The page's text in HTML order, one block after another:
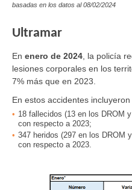
basadas en los datos al08/02/2024
Ultramar
En enero de 2024 , la policía
lesiones corporales en los
7% más que en 2023.
En estos accidentes incluyeron
18 fallecidos (13 en los DROM
con respecto a 2023;
347 heridos (297 en los DROM
con respecto a 2023.